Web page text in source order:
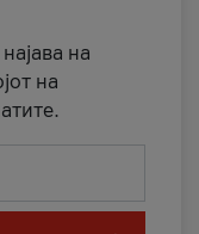
на
на